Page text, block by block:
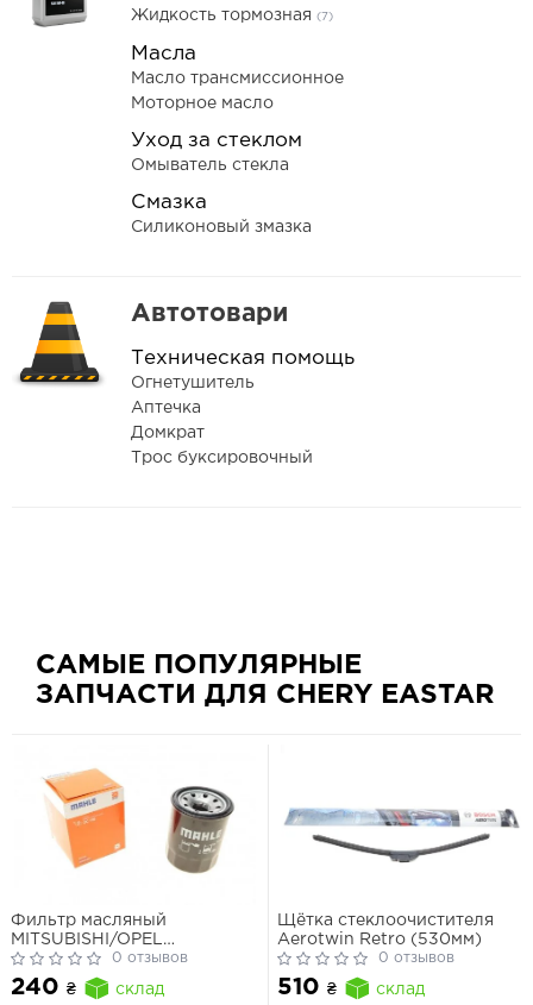
Жидкость тормозная (7)
Масла
Масло трансмиссионное
Моторное масло
Уход за стеклом
Омыватель стекла
Смазка
Силиконовый змазка
Автотовари
Техническая помощь
Огнетушитель
Аптечка
Домкрат
Трос буксировочный
САМЫЕ ПОПУЛЯРНЫЕ
ЗАПЧАСТИ ДЛЯ CHERY EASTAR
Фильтр масляный
MITSUBISHI/OPEL
LANCER/OUTLANDER/CARISMA
1.5TD 4/93-,COMBO 1.7D
93-/MAZDA 2.0 2/85-
0 отзывов
240 ₴
склад
Щётка стеклоочистителя
Aerotwin Retro (530мм)
0 отзывов
510 ₴
склад